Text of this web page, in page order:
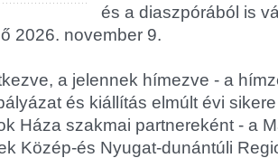
és a diaszpórából is
2026. november 9.
a jelennek hímezve - a
és kiállítás elmúlt évi
Háza szakmai partnereként - a
Közép-és Nyugat-dunántúli